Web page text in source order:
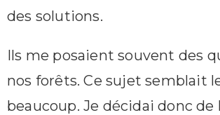
des solutions.
Ils me posaient souvent des
nos forêts. Ce sujet semblait
beaucoup. Je décidai donc de